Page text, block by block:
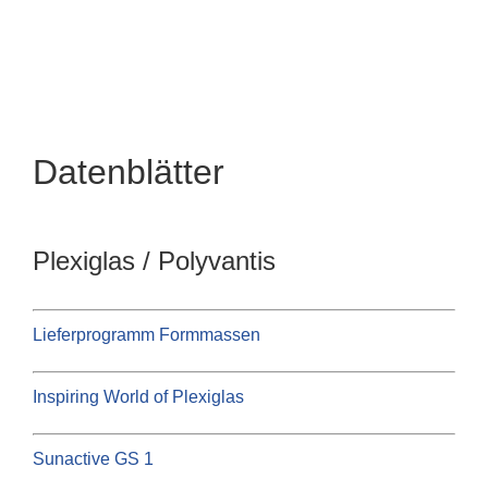
Datenblätter
Plexiglas / Polyvantis
Lieferprogramm Formmassen
Inspiring World of Plexiglas
Sunactive GS 1